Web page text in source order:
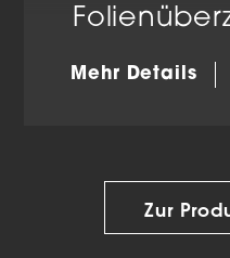
Mehr Details
Zur